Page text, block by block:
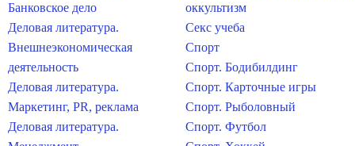
Банковское дело
Деловая литература.
Внешнеэкономическая
деятельность
Деловая литература.
Маркетинг, PR, реклама
Деловая литература.
оккультизм
Секс учеба
Спорт
Спорт. Бодибилдинг
Спорт. Карточные игры
Спорт. Рыболовный
Спорт. Футбол